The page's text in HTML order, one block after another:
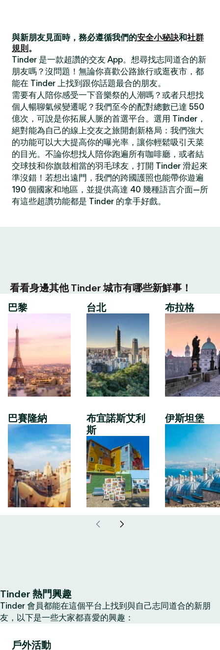
與新朋友見面時，務必遵循我們的安全小秘訣和社群
規則 。
Tinder 是一款超讚的交友 App。想尋找志同道合的新
朋友嗎？沒問題！無論你喜歡公路旅行或逛夜市，都
能在 Tinder 上找到跟你話題最合的朋友。
需要有人陪你感受一下音樂祭的人潮嗎？或者只想找
個人暢聊氣候變遷呢？我們至今的配對總數已達 550
億次，可說是你拓展人脈的首選平台。選用 Tinder，
絕對能為自己的線上交友之旅開創新格局：我們強大
的功能可以大大提高你的曝光率，讓你輕鬆吸引天菜
的目光。不論你想找人陪你跑遍所有咖啡廳，或者結
交球技和你旗鼓相當的羽毛球友，打開 Tinder 滑起來
準沒錯！若想出遠門，我們的跨國護照也能帶你遊遍
190 個國家和地區，並提供高達 40 幾種語言介面—所
有這些超讚功能都是 Tinder 的拿手好戲。
看看身邊其他 Tinder 城市有哪些新鮮事！
巴黎
巴賽隆納
台北
布宜諾斯艾利
斯
布拉格
伊斯坦堡
Tinder 熱門興趣
Tinder 會員都能在這個平台上找到與自己志同道合的新朋
友，以下是一些大家都喜愛的興趣：
戶外活動